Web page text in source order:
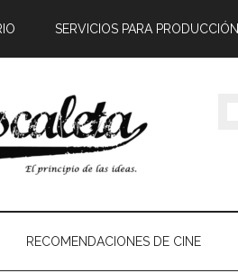
SERVICIOS PARA PRODUCCIÓN
RECOMENDACIONES DE CINE